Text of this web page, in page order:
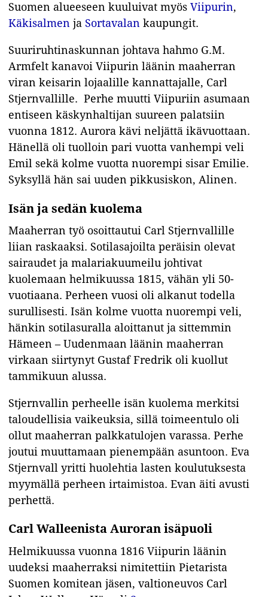
Suomen alueeseen kuuluivat myösViipurin,
Käkisalmen ja Sortavalan kaupungit.
Suuriruhtinaskunnan johtava hahmo G.M.
Armfelt kanavoi Viipurin läänin maaherran
viran keisarin lojaalille kannattajalle, Carl
Stjernvallille. Perhe muutti Viipuriin asumaan
entiseen käskynhaltijan suureen palatsiin
vuonna 1812. Aurora kävi neljättä ikävuottaan.
Hänellä oli tuolloin pari vuotta vanhempi veli
Emil sekä kolme vuotta nuorempi sisar Emilie.
Syksyllä hän sai uuden pikkusiskon, Alinen.
Isän ja sedän kuolema
Maaherran työ osoittautui Carl Stjernvallille
liian raskaaksi. Sotilasajoilta peräisin olevat
sairaudet ja malariakuumeilu johtivat
kuolemaan helmikuussa 1815, vähän yli 50-
vuotiaana. Perheen vuosi oli alkanut todella
surullisesti. Isän kolme vuotta nuorempi veli,
hänkin sotilasuralla aloittanut ja sittemmin
Hämeen – Uudenmaan läänin maaherran
virkaan siirtynyt Gustaf Fredrik oli kuollut
tammikuun alussa.
Stjernvallin perheelle isän kuolema merkitsi
taloudellisia vaikeuksia, sillä toimeentulo oli
ollut maaherran palkkatulojen varassa. Perhe
joutui muuttamaan pienempään asuntoon. Eva
Stjernvall yritti huolehtia lasten koulutuksesta
myymällä perheen irtaimistoa. Evan äiti avusti
perhettä.
Carl Walleenista Auroran isäpuoli
Helmikuussa vuonna 1816 Viipurin läänin
uudeksi maaherraksi nimitettiin Pietarista
Suomen komitean jäsen, valtioneuvos Carl